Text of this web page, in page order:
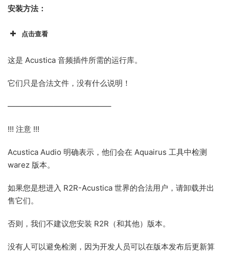
安装方法：
点击查看
这是 Acustica 音频插件所需的运行库。
它们只是合法文件，没有什么说明！
—————————————–
!!! 注意 !!!
Acustica Audio 明确表示，他们会在 Aquairus 工具中检测
warez 版本。
如果您是想进入 R2R-Acustica 世界的合法用户，请卸载并出
售它们。
否则，我们不建议您安装 R2R（和其他）版本。
没有人可以避免检测，因为开发人员可以在版本发布后更新算